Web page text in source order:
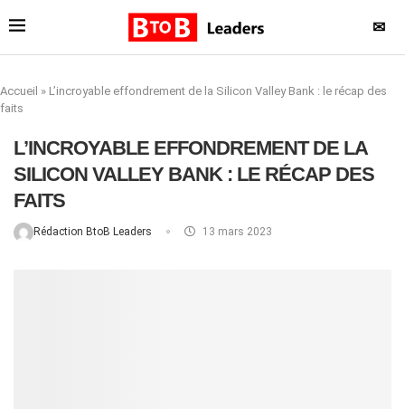
✉
Accueil » L’incroyable effondrement de la Silicon Valley Bank : le récap des
faits
L’INCROYABLE EFFONDREMENT DE LA
SILICON VALLEY BANK : LE RÉCAP DES
FAITS
Rédaction BtoB Leaders 13 mars 2023